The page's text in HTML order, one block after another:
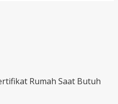
Rumah Saat Butuh